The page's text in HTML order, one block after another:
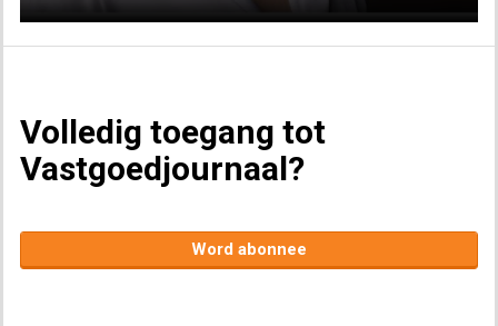
Volledig toegang tot
Vastgoedjournaal?
Word abonnee